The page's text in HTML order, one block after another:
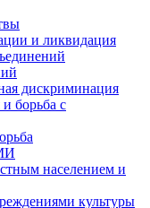
и ликвидация
дискриминация
борьба с
населением и
культуры